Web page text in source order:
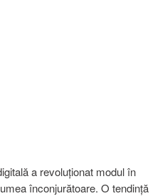
a revoluționat modul în
înconjurătoare. O tendință